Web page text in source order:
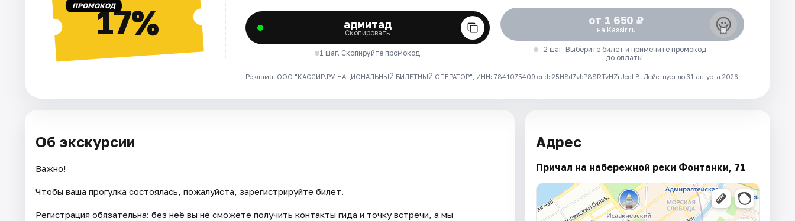
ПРОМОКОД17% адмитад
Скопировать
1 шаг. Скопируйте промокод
от 1 650 ₽
на Kassir.ru
2 шаг. Выберите билет и примените промокод
до оплаты
Реклама. ООО "КАССИР.РУ-НАЦИОНАЛЬНЫЙ БИЛЕТНЫЙ ОПЕРАТОР", ИНН: 7841075409 erid: 25H8d7vbP8SRTvHZrUcdLB. Действует до 31 августа 2026
Об экскурсии
Важно!
Чтобы ваша прогулка состоялась, пожалуйста, зарегистрируйте билет.
Регистрация обязательна: без неё вы не сможете получить контакты гида и точку встречи, а мы
Адрес
Причал на набережной реки Фонтанки, 71